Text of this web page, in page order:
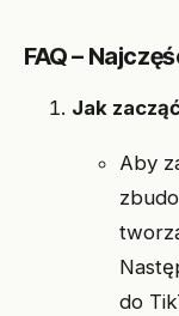
FAQ –
Jak
Aby
do